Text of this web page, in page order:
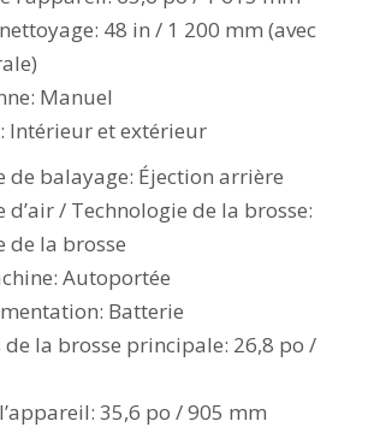
48 in / 1 200 mm (avec
Manuel
Intérieur et extérieur
de balayage: Éjection arrière
d’air / Technologie de la brosse:
de la brosse
Autoportée
Batterie
de la brosse principale: 26,8 po /
35,6 po / 905 mm